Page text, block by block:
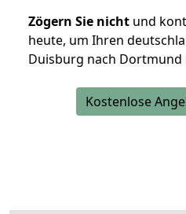
Zögern Sie nicht und
heute, um Ihren
Duisburg nach Dortmund
Kostenlose